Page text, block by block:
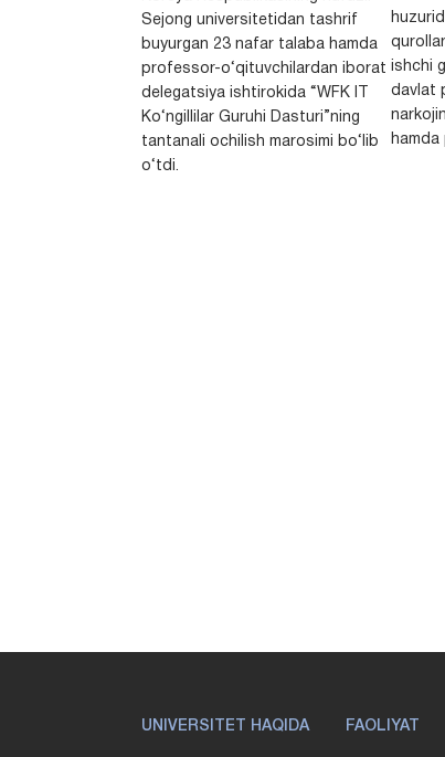
Sejong universitetidan tashrif
buyurgan 23 nafar talaba hamda
professor-o‘qituvchilardan iborat
delegatsiya ishtirokida “WFK IT
Ko‘ngillilar Guruhi Dasturi”ning
tantanali ochilish marosimi bo‘lib
o‘tdi.
ishchi
davlat
UNIVERSITET HAQIDA FAOLIYAT